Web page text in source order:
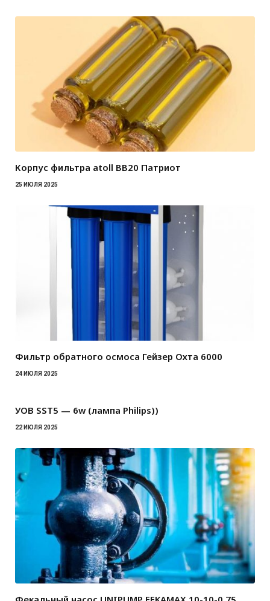
Корпус фильтра atoll BB20 Патриот
25 ИЮЛЯ 2025
Фильтр обратного осмоса Гейзер Охта 6000
24 ИЮЛЯ 2025
УОВ SST5 — 6w (лампа Philips))
22 ИЮЛЯ 2025